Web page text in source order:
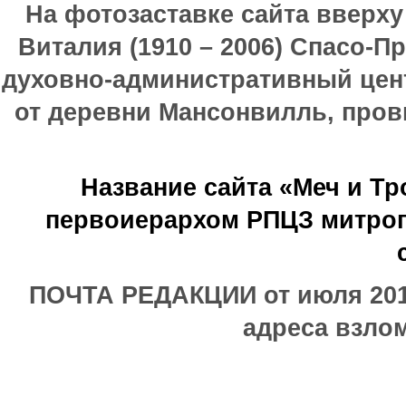
На фотозаставке сайта
Виталия (1910 – 2006) Спасо-
духовно-административный
от деревни Мансонвилль,
Название сайта «Меч и
первоиерархом РПЦЗ
ПОЧТА РЕДАКЦИИ от июля
адреса